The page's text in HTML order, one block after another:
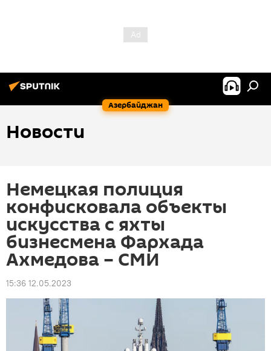
Азербайджан
Новости
Немецкая полиция
конфисковала объекты
искусства с яхты
бизнесмена Фархада
Ахмедова – СМИ
15:36 12.05.2023